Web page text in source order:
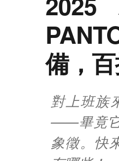
備，
對上班族
——畢竟它
象徵。快